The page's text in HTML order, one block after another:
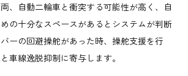
、自動二輪車と衝突する可能性が高く、自
の十分なスペースがあるとシステムが判断
ーの回避操舵があった時、操舵支援を行
車線逸脱抑制に寄与します。